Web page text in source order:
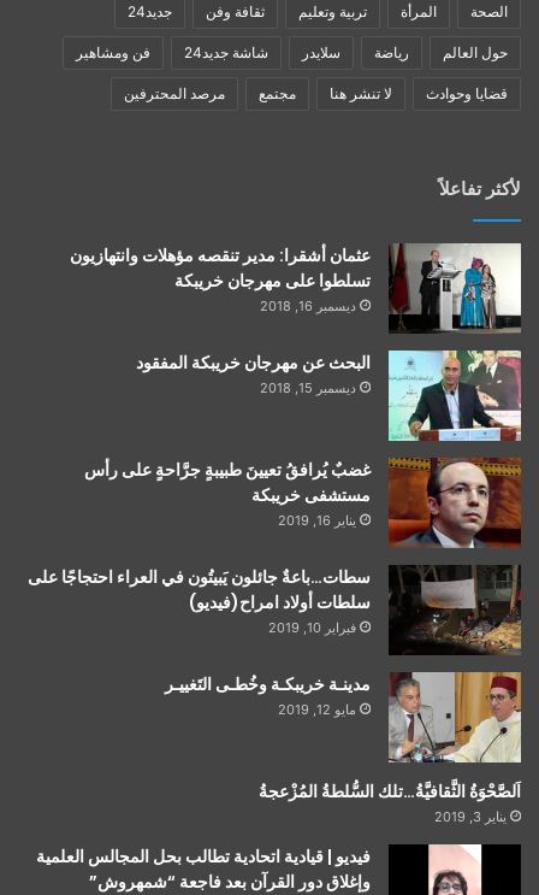
الصحة المرأة تربية وتعليم ثقافة وفن جديد24
حول العالم رياضة سلايدر شاشة جديد24 فن ومشاهير
قضايا وحوادث لا تنشر هنا مجتمع مرصد المحترفين
لأكثر تفاعلاً
عثمان أشقرا: مدير تنقصه مؤهلات وانتهازيون
تسلطوا على مهرجان خريبكة
ديسمبر 16, 2018
البحث عن مهرجان خريبكة المفقود
ديسمبر 15, 2018
غضبٌ يُرافقُ تعيينَ طبيبةٍ جرَّاحةٍ على رأس
مستشفى خريبكة
يناير 16, 2019
سطات…باعةٌ جائلون يَبيتُون في العراء احتجاجًا على
سلطات أولاد امراح(فيديو)
فبراير 10, 2019
مدينـة خريبكـة وخُطـى التَغييـر
مايو 12, 2019
اَلصَّحْوَةُ الثَّقافيَّةُ…تلك السُّلطةُ المُزْعجةُ
يناير 3, 2019
فيديو | قيادية اتحادية تطالب بحل المجالس العلمية
وإغلاق دور القرآن بعد فاجعة “شمهروش”